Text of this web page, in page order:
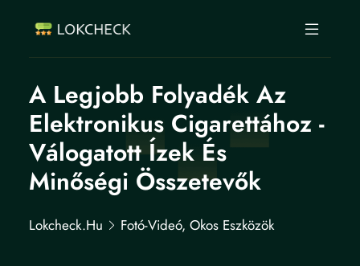
A Legjobb Folyadék Az
Elektronikus Cigarettához -
Válogatott Ízek És
Minőségi Összetevők
Lokcheck.hu Fotó-Videó, Okos Eszközök